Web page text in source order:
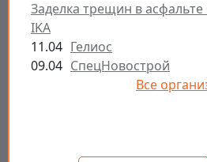
Заделка трещин в асфальте
IKA
11.04 Гелиос
09.04 СпецНовострой
Все